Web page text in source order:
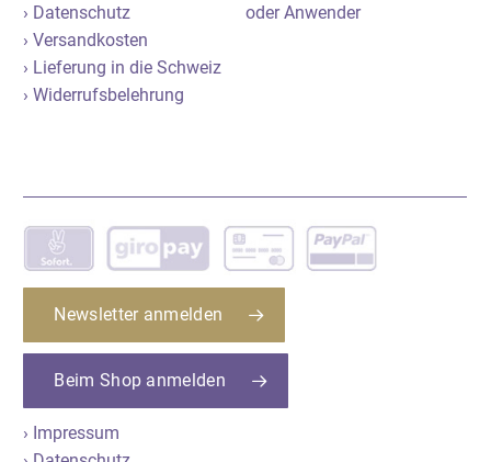
› Datenschutz
› Versandkosten
› Lieferung in die Schweiz
› Widerrufsbelehrung
oder Anwender
Newsletter anmelden
Beim Shop anmelden
› Impressum